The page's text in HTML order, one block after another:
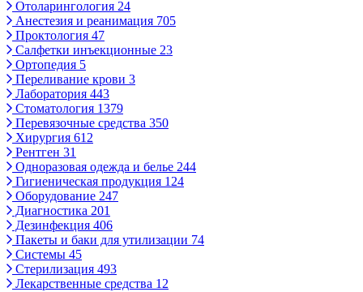
Отоларингология 24
Анестезия и реанимация 705
Проктология 47
Салфетки инъекционные 23
Ортопедия 5
Переливание крови 3
Лаборатория 443
Стоматология 1379
Перевязочные средства 350
Хирургия 612
Рентген 31
Одноразовая одежда и белье 244
Гигиеническая продукция 124
Оборудование 247
Диагностика 201
Дезинфекция 406
Пакеты и баки для утилизации 74
Системы 45
Стерилизация 493
Лекарственные средства 12